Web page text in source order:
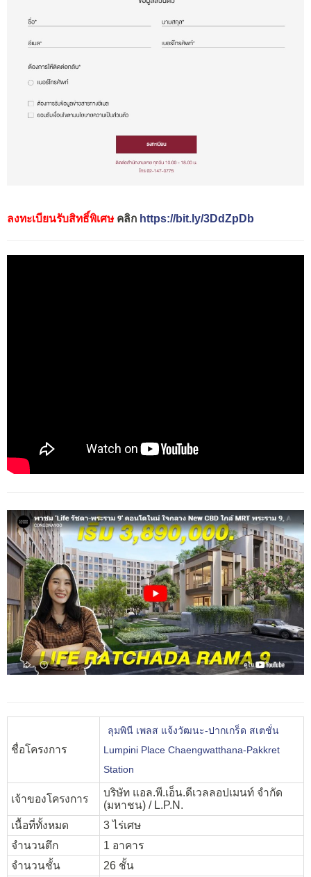
ลงทะเบียนรับสิทธิ์พิเศษคลิก https://bit.ly/3DdZpDb
ชื่อโครงการ
ลุมพินี เพลส แจ้งวัฒนะ-ปากเกร็ด สเตชั่น
Lumpini Place Chaengwatthana-Pakkret
Station
เจ้าของโครงการ
บริษัท แอล.พี.เอ็น.ดีเวลลอปเมนท์ จํากัด
(มหาชน) / L.P.N.
เนื้อที่ทั้งหมด
3 ไร่เศษ
จำนวนตึก
1 อาคาร
จำนวนชั้น
26 ชั้น